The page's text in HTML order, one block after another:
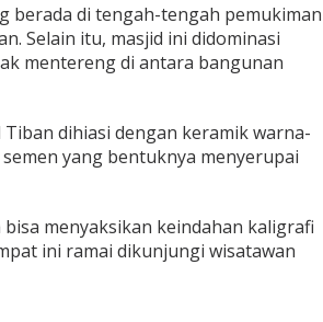
berada di tengah-tengah pemukiman
Selain itu, masjid ini didominasi
mentereng di antara bangunan
dihiasi dengan keramik warna-
yang bentuknya menyerupai
menyaksikan keindahan kaligrafi
ini ramai dikunjungi wisatawan